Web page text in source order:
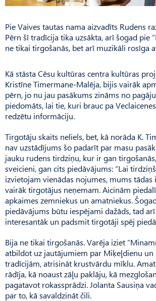
Pie Vaives tautas nama aizvadīts Rudens
Pērn šī tradīcija tika uzsākta, arī šogad pie
ne tikai tirgošanās, bet arī muzikāli rosīga
Kā stāsta Cēsu kultūras centra kultūras
Kristīne Timermane-Malēja, bijis vairāk
pērn, jo nu jau pasākums zināms no
piedomāts, lai tie, kuri brauc pa
redzētu informāciju.
Tirgotāju skaits neliels, bet, kā norāda K.
nav uzstādījums šo padarīt par masu
jauku rudens tirdziņu, kur ir gan
sveicieni, gan cits piedāvājums: “Lai
izvietojam vienādas nojumes, mums tādas
vairāk tirgotājus neņemam. Aicinām
apkaimes zemniekus un amatniekus.
piedāvājums būtu iespējami dažāds, tad
interesantāk un pa­dsmit tirgotāji spēj
Bija ne tikai tirgošanās. Varēja iziet
atbildot uz jautājumiem par Miķeļdienu un
tradīcijām, atrisināt krustvārdu mīklu.
rādīja, kā noaust zāļu paklāju, kā
pagatavot rokassprādzi. Jolanta Sausiņa
par to, kā savaldzināt čili.